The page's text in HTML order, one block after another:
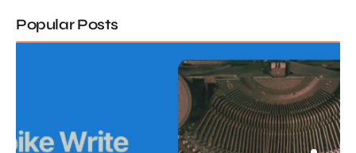
Popular Posts